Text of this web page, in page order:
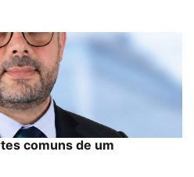
comuns de um